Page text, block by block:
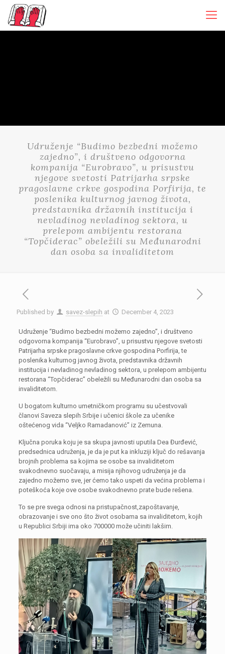
Udruženje “Budimo bezbedni možemo
zajedno”, i društveno odgovorna
kompanija “Eurobravo”, u prisustvu
njegove svetosti Patrijarha srpske
pragoslavne crkve gospodina Porfirija, te
poslenika kulturnog javnog života,
predstavnika državnih institucija i
nevladinog nevladinog sektora, u
prelepom ambijentu restorana
“Topčiderac” obeležili su Međunarodni
dan osoba sa invaliditetom
Published by savez-slepih at December 4, 2023
Udruženje “Budimo bezbedni možemo zajedno”, i društveno
odgovorna kompanija “Eurobravo”, u prisustvu njegove svetosti
Patrijarha srpske pragoslavne crkve gospodina Porfirija, te
poslenika kulturnog javnog života, predstavnika državnih
institucija i nevladinog nevladinog sektora, u prelepom ambijentu
restorana “Topčiderac” obeležili su Međunarodni dan osoba sa
invaliditetom.
U bogatom kulturno umetničkom programu su učestvovali
članovi Saveza slepih Srbije i učenici škole za učenike
oštećenog vida “Veljko Ramadanović” iz Zemuna.
Ključna poruka koju je sa skupa javnosti uputila Dea Đurđević,
predsednica udruženja, je da je put ka inkluziji ključ do rešavanja
brojnih problema sa kojima se osobe sa invaliditetom
svakodnevno suočavaju, a misija njihovog udruženja je da
zajedno možemo sve, jer ćemo tako uspeti da većina problema i
poteškoća koje ove osobe svakodnevno prate bude rešena.
To se pre svega odnosi na pristupačnost,zapoštavanje,
obrazovanje i sve ono što život osobama sa invaliditetom, kojih
u Republici Srbiji ima oko 700000 može učiniti lakšim.